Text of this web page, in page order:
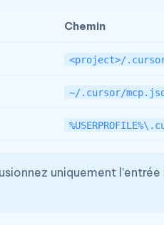
Chemin
<project>/
~/.cursor/
uniquement l’entrée